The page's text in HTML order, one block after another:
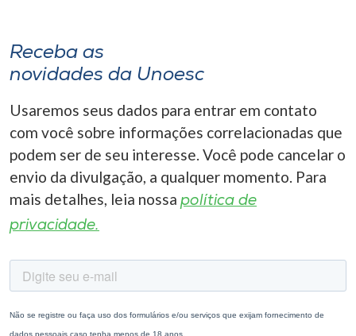
Receba as
novidades da Unoesc
Usaremos seus dados para entrar em contato
com você sobre informações correlacionadas que
podem ser de seu interesse. Você pode cancelar o
envio da divulgação, a qualquer momento. Para
mais detalhes, leia nossa política de
privacidade.